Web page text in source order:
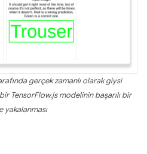
gerçek zamanlı olarak giysi
bir TensorFlow.js modelinin başarılı bir
yakalanması